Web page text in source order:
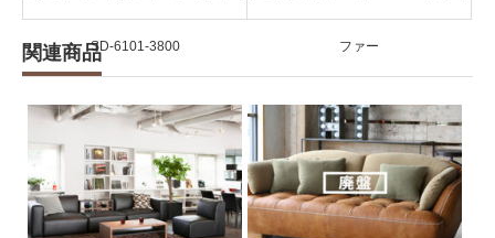
SD-6101-3800 ファー
関連商品